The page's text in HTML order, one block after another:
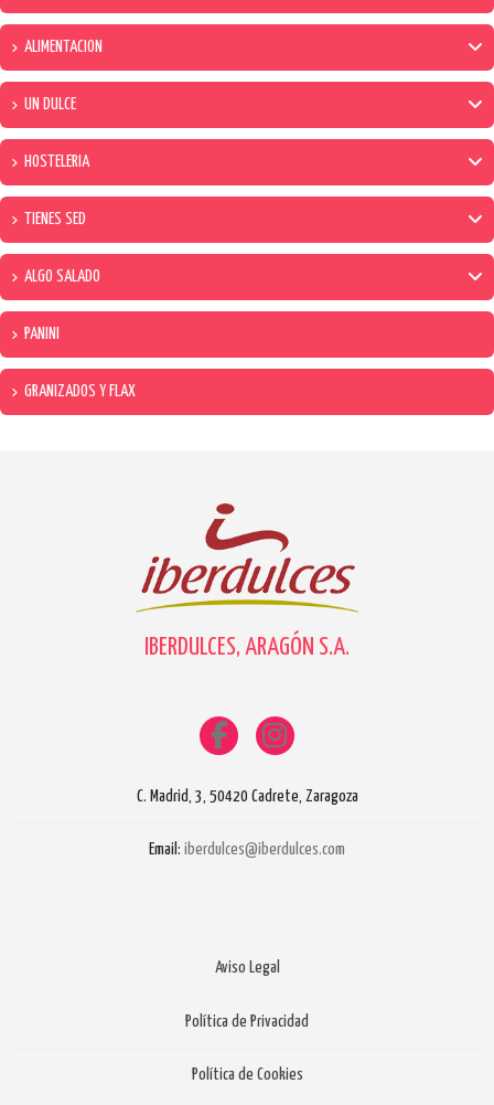
ALIMENTACION
UN DULCE
HOSTELERIA
TIENES SED
ALGO SALADO
PANINI
GRANIZADOS Y FLAX
IBERDULCES, ARAGÓN S.A.
C. Madrid, 3, 50420 Cadrete, Zaragoza
Email: iberdulces@iberdulces.com
Aviso Legal
Política de Privacidad
Política de Cookies